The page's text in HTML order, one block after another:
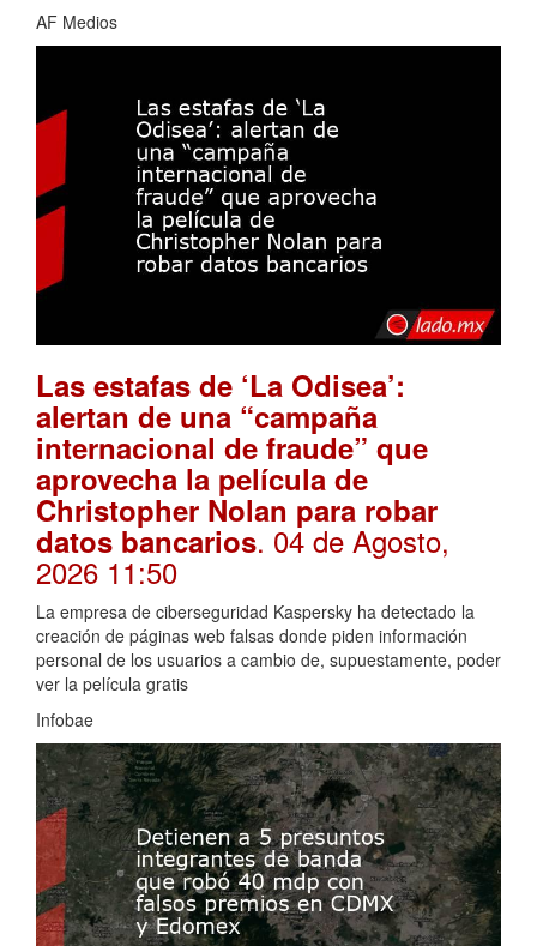
AF Medios
Las estafas de ‘La Odisea’:
alertan de una “campaña
internacional de fraude” que
aprovecha la película de
Christopher Nolan para robar
datos bancarios. 04 de Agosto,
2026 11:50
La empresa de ciberseguridad Kaspersky ha detectado la
creación de páginas web falsas donde piden información
personal de los usuarios a cambio de, supuestamente, poder
ver la película gratis
Infobae